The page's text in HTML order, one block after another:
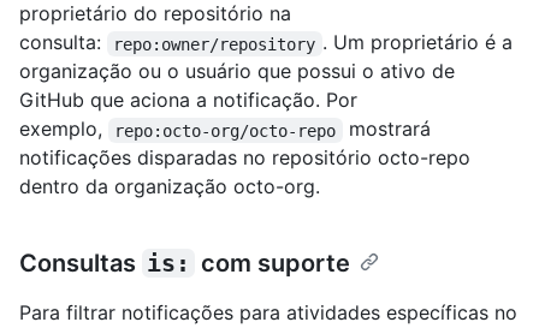
proprietário do repositório na
consulta:
repo:owner/repository . Um proprietário é a
organização ou o usuário que possui o ativo de
GitHub que aciona a notificação. Por
exemplo,
repo:octo-org/octo-repo
mostrará
notificações disparadas no repositório octo-repo
dentro da organização octo-org.
Consultas is: com suporte
Para filtrar notificações para atividades específicas no